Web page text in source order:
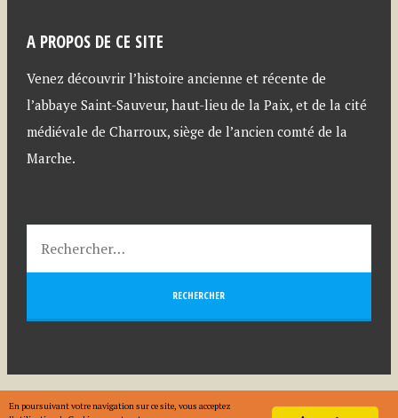
A PROPOS DE CE SITE
Venez découvrir l’histoire ancienne et récente de
l’abbaye Saint-Sauveur, haut-lieu de la Paix, et de la cité
médiévale de Charroux, siège de l’ancien comté de la
Marche.
Fièrement propulsé par WordPress
En poursuivant votre navigation sur ce site, vous acceptez